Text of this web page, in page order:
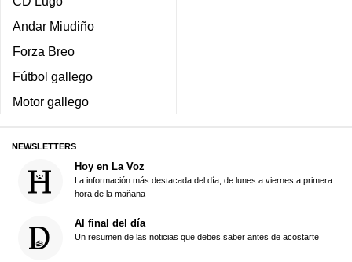
Andar Miudiño
Forza Breo
Fútbol gallego
Motor gallego
NEWSLETTERS
Hoy en La Voz
La información más destacada del día, de lunes a viernes a primera
hora de la mañana
Al final del día
Un resumen de las noticias que debes saber antes de acostarte